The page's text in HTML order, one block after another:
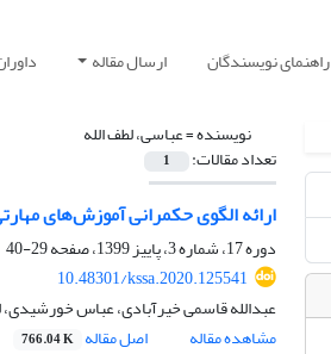
راهنمای نویسندگان ارسال مقاله
نویسنده =عباسی، لطف الله
تعداد مقالات: 1
ارائه الگوی حکمرانی آموزش‌های
دوره 17، شماره 3، پاییز 1399، صفحه
29-40
10.48301/kssa.2020.125541
عبدالله قاسمی خیرآبادی، عباس
مشاهده مقاله
اصل مقاله 766.04 K